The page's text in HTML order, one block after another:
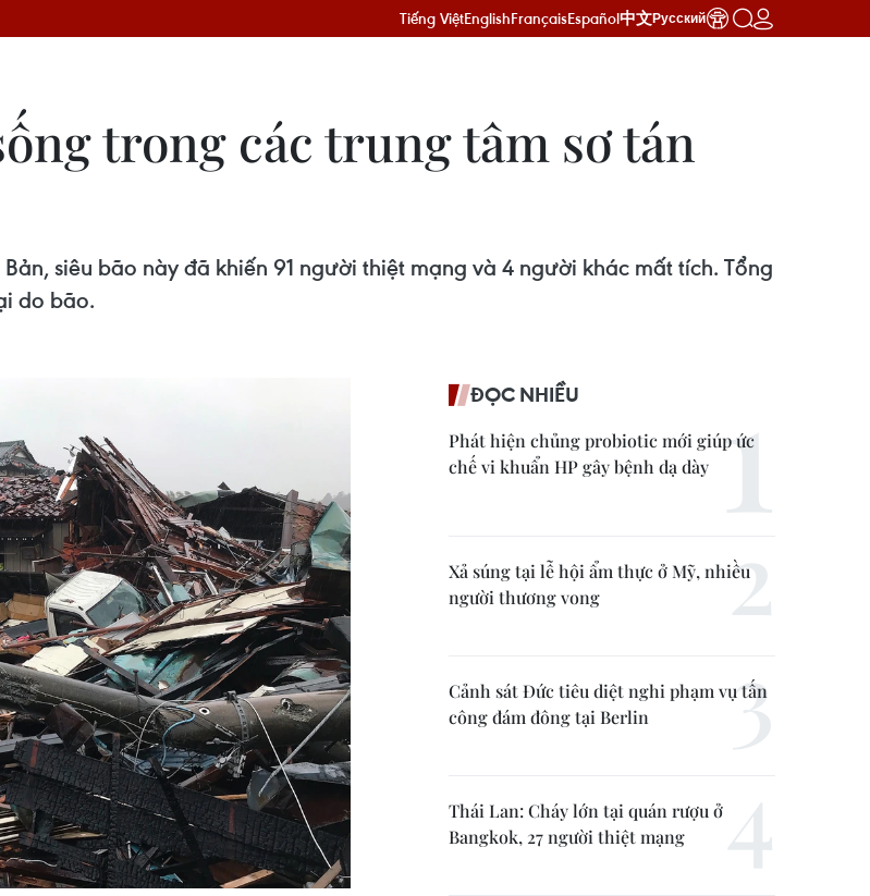
Tiếng ViệtEnglishFrançaisEspañol中文Русский
trong các trung tâm sơ tán
siêu bão này đã khiến 91 người thiệt mạng và 4 người khác mất tích. Tổng
do bão.
ĐỌC NHIỀU
Phát hiện chủng probiotic mới giúp ức
chế vi khuẩn HP gây bệnh dạ dày
Xả súng tại lễ hội ẩm thực ở Mỹ, nhiều
người thương vong
Cảnh sát Đức tiêu diệt nghi phạm vụ tấn
công đám đông tại Berlin
Thái Lan: Cháy lớn tại quán rượu ở
Bangkok, 27 người thiệt mạng